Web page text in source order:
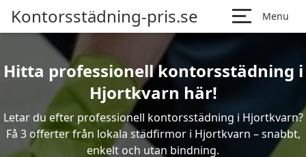
Kontorsstädning-pris.se Menu
Hitta professionell kontorsstädning i
Hjortkvarn här!
Letar du efter professionell kontorsstädning i Hjortkvarn?
Få 3 offerter från lokala städfirmor i Hjortkvarn – snabbt,
enkelt och utan bindning.